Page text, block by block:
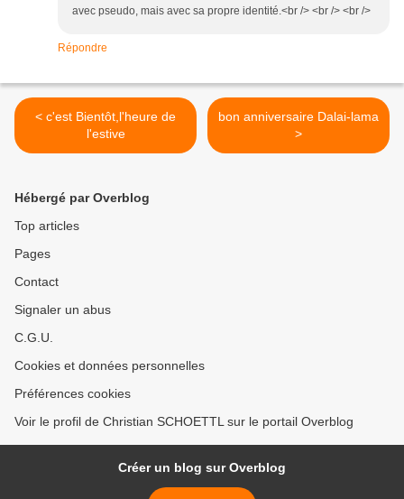
avec pseudo, mais avec sa propre identité.<br /> <br /> <br />
Répondre
< c'est Bientôt,l'heure de
l'estive
bon anniversaire Dalai-lama
>
Hébergé par Overblog
Top articles
Pages
Contact
Signaler un abus
C.G.U.
Cookies et données personnelles
Préférences cookies
Voir le profil de Christian SCHOETTL sur le portail Overblog
Créer un blog sur Overblog